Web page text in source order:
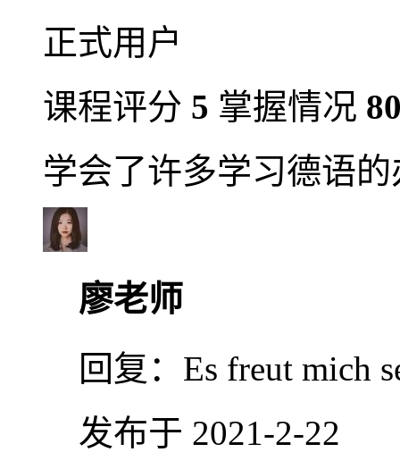
正式用户
课程评分 5 掌握情况
学会了许多学习德语
廖老师
回复： Es freut mich
发布于 2021-2-22